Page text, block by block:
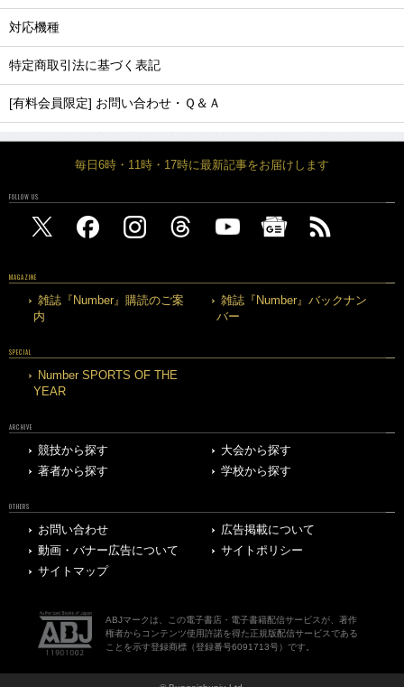
対応機種
特定商取引法に基づく表記
[有料会員限定] お問い合わせ・Ｑ＆Ａ
毎日6時・11時・17時に最新記事をお届けします
FOLLOW US
MAGAZINE
雑誌『Number』購読のご案
内
雑誌『Number』バックナン
バー
SPECIAL
Number SPORTS OF THE
YEAR
ARCHIVE
競技から探す
大会から探す
著者から探す
学校から探す
OTHERS
お問い合わせ
広告掲載について
動画・バナー広告について
サイトポリシー
サイトマップ
ABJマークは、この電子書店・電子書籍配信サービスが、著作
権者からコンテンツ使用許諾を得た正規版配信サービスである
ことを示す登録商標（登録番号6091713号）です。